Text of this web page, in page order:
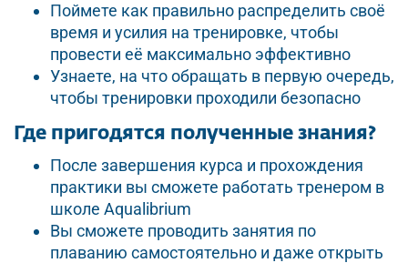
Поймете как правильно распределить своё
время и усилия на тренировке, чтобы
провести её максимально эффективно
Узнаете, на что обращать в первую очередь,
чтобы тренировки проходили безопасно
Где пригодятся полученные знания?
После завершения курса и прохождения
практики вы сможете работать тренером в
школе Aqualibrium
Вы сможете проводить занятия по
плаванию самостоятельно и даже открыть